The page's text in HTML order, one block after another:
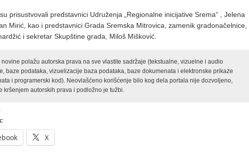
prisustvovali predstavnici Udruženja „Regionalne inicijative Srema“ , Jelena
Mirić, kao i predstavnici Grada Sremska Mitrovica, zamenik gradonačelnice,
i sekretar Skupštine grada, Miloš Mišković.
novine polažu autorska prava na sve vlastite sadržaje (tekstualne, vizuelne i audio
baze podataka, vizuelizacije baza podataka, baze dokumenata i elektronske prikaze
i programerski kod). Neovlašćeno korišćenje bilo kog dela portala nije dozvoljeno,
kršenjem autorskih prava i podložno je tužbi.
X